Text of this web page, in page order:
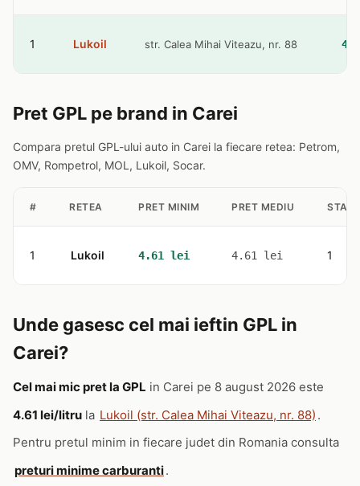
1 Lukoil str. Calea Mihai Viteazu, nr. 88
Pret GPL pe brand in Carei
Compara pretul GPL-ului auto in Carei la fiecare retea: Petrom,
OMV, Rompetrol, MOL, Lukoil, Socar.
# RETEA PRET MINIM PRET MEDIU
1 Lukoil 4.61 lei 4.61 lei 1
Unde gasesc cel mai ieftin GPL in
Carei?
Cel mai mic pret la GPL in Carei pe 8 august 2026 este
4.61 lei/litru la Lukoil (str. Calea Mihai Viteazu, nr. 88) .
Pentru pretul minim in fiecare judet din Romania consulta
preturi minime carburanti.